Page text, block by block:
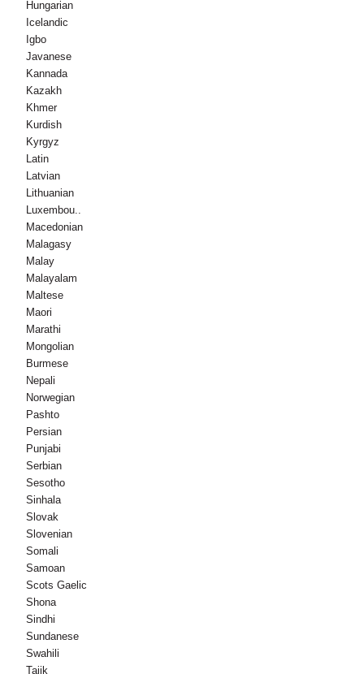
Hungarian
Icelandic
Igbo
Javanese
Kannada
Kazakh
Khmer
Kurdish
Kyrgyz
Latin
Latvian
Lithuanian
Luxembou..
Macedonian
Malagasy
Malay
Malayalam
Maltese
Maori
Marathi
Mongolian
Burmese
Nepali
Norwegian
Pashto
Persian
Punjabi
Serbian
Sesotho
Sinhala
Slovak
Slovenian
Somali
Samoan
Scots Gaelic
Shona
Sindhi
Sundanese
Swahili
Tajik